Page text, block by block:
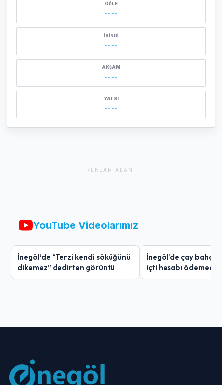
ÖĞLE
--:--
İKINDI
--:--
AKŞAM
--:--
YATSI
--:--
REKLAM ALANI
YouTube Videolarımız
İnegöl’de “Terzi kendi söküğünü
dikemez” dedirten görüntü
İnegöl'de çay
içti hesabı ödemedi